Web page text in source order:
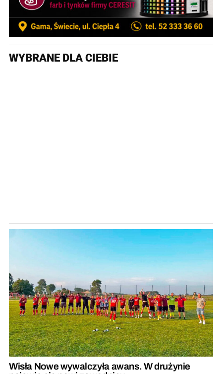
WYBRANE DLA CIEBIE
Wisła Nowe wywalczyła awans. W drużynie